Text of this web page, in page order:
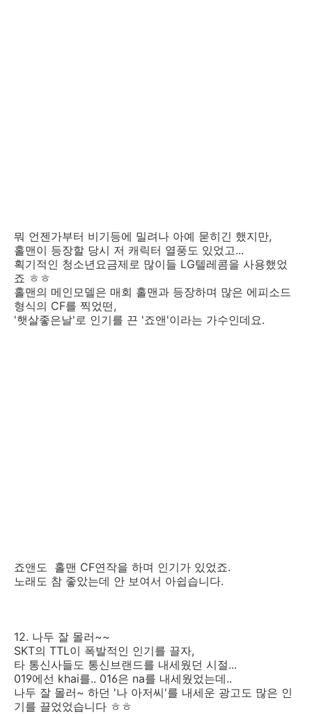
뭐 언젠가부터 비기등에 밀려나 아예 묻히긴 했지만,
홀맨이 등장할 당시 저 캐릭터 열풍도 있었고...
획기적인 청소년요금제로 많이들 LG텔레콤을 사용했었
죠 ㅎㅎ
홀맨의 메인모델은 매회 홀맨과 등장하며 많은 에피소드
형식의 CF를 찍었떤,
'햇살좋은날'로 인기를 끈 '죠앤'이라는 가수인데요.
죠앤도 홀맨 CF연작을 하며 인기가 있었죠.
노래도 참 좋았는데 안 보여서 아쉽습니다.
12. 나두 잘 몰러~~
SKT의 TTL이 폭발적인 인기를 끌자,
타 통신사들도 통신브랜드를 내세웠던 시절...
019에선 khai를.. 016은 na를 내세웠었는데..
나두 잘 몰러~ 하던 '나 아저씨'를 내세운 광고도 많은 인
기를 끌었었습니다 ㅎㅎ